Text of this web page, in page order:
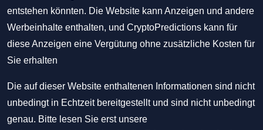
entstehen könnten. Die Website kann Anzeigen und andere
Werbeinhalte enthalten, und CryptoPredictions kann für
diese Anzeigen eine Vergütung ohne zusätzliche Kosten für
Sie erhalten
Die auf dieser Website enthaltenen Informationen sind nicht
unbedingt in Echtzeit bereitgestellt und sind nicht unbedingt
genau. Bitte lesen Sie erst unsere